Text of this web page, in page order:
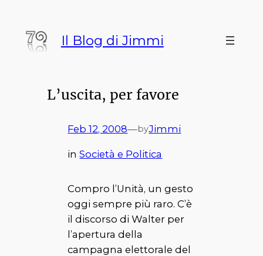
contenuto
Il Blog di Jimmi
L’uscita, per favore
Feb 12, 2008—byJimmi
inSocietà e Politica
Compro l’Unità, un gesto
oggi sempre più raro. C’è
il discorso di Walter per
l’apertura della
campagna elettorale del